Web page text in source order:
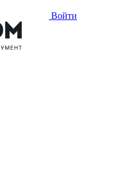
Войти